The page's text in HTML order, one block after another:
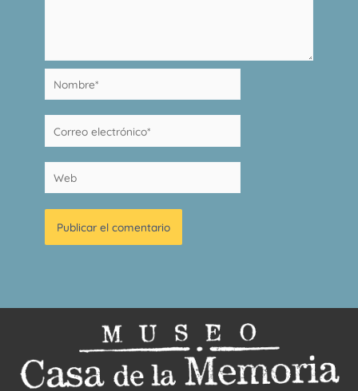
Nombre*
Correo
electrónico*
Web